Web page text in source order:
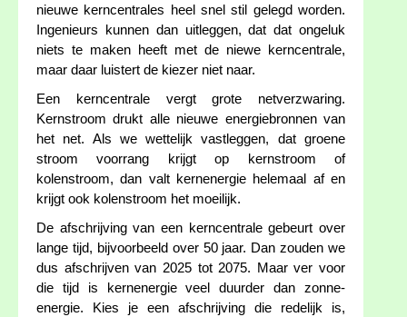
nieuwe kerncentrales heel snel stil gelegd worden.
Ingenieurs kunnen dan uitleggen, dat dat ongeluk
niets te maken heeft met de niewe kerncentrale,
maar daar luistert de kiezer niet naar.
Een kerncentrale vergt grote netverzwaring.
Kernstroom drukt alle nieuwe energiebronnen van
het net. Als we wettelijk vastleggen, dat groene
stroom voorrang krijgt op kernstroom of
kolenstroom, dan valt kernenergie helemaal af en
krijgt ook kolenstroom het moeilijk.
De afschrijving van een kerncentrale gebeurt over
lange tijd, bijvoorbeeld over 50 jaar. Dan zouden we
dus afschrijven van 2025 tot 2075. Maar ver voor
die tijd is kernenergie veel duurder dan zonne-
energie. Kies je een afschrijving die redelijk is,